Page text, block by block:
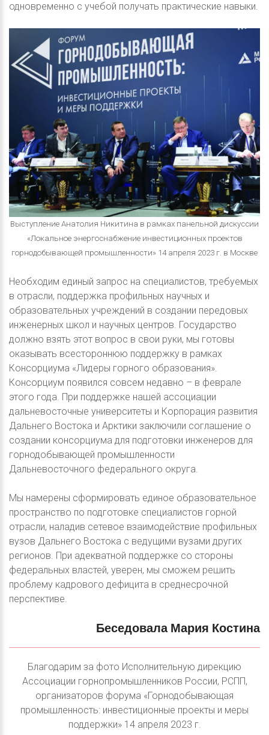
одновременно с учебой получать практические навыки.
Выступление Анатолия Никитина в рамках панельной дискуссии
«Локальное энергоснабжение инвестиционных проектов
горнодобывающей промышленности» 14 апреля 2023 г. в Москве
Необходим единый запрос на специалистов, требуемых
в отрасли, поддержка профильных научных и
образовательных учреждений в создании передовых
инженерных школ и научных центров. Государство
должно взять этот вопрос в свои руки, мы готовы
оказывать всестороннюю поддержку в рамках
Консорциума «Лидеры горного образования».
Консорциум появился совсем недавно – в феврале
этого года. При поддержке нашей ассоциации
дальневосточные университеты и Корпорация развития
Дальнего Востока и Арктики заключили соглашение о
создании консорциума для подготовки инженеров для
горнодобывающей промышленности
Дальневосточного федерального округа.
Мы намерены сформировать единое образовательное
пространство по подготовке специалистов горной
отрасли, наладив сетевое взаимодействие профильных
вузов Дальнего Востока с ведущими вузами других
регионов. При адекватной поддержке со стороны
федеральных властей, уверен, мы сможем решить
проблему кадрового дефицита в среднесрочной
перспективе.
Беседовала Мария Костина
Благодарим за фото Исполнительную дирекцию
Ассоциации горнопромышленников России, РСПП,
организаторов форума «Горнодобывающая
промышленность: инвестиционные проекты и меры
поддержки» 14 апреля 2023 г.